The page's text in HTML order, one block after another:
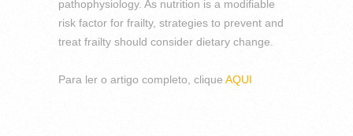
pathophysiology. As nutrition is a modifiable
risk factor for frailty, strategies to prevent and
treat frailty should consider dietary change.
Para ler o artigo completo, clique AQUI